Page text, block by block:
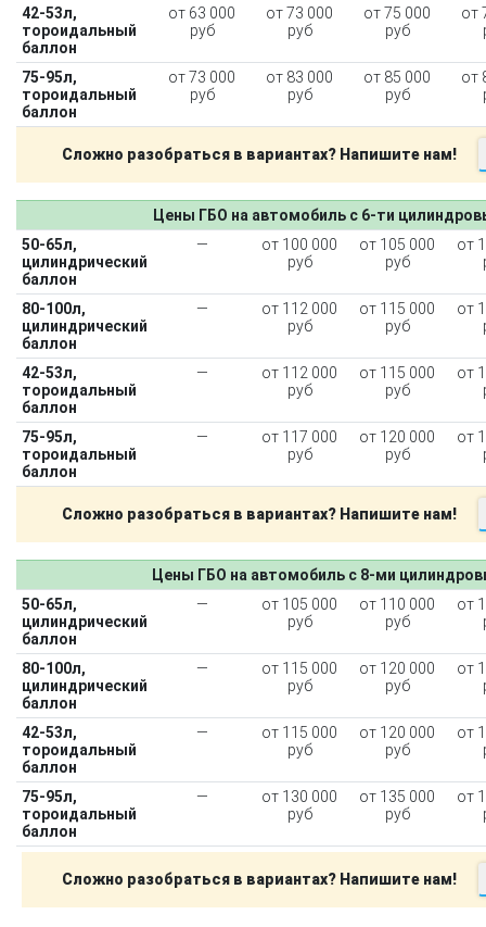
42-53л,
тороидальный
баллон
от 63 000
руб
от 73 000
руб
от 75 000
руб
от
75-95л,
тороидальный
баллон
от 73 000
руб
от 83 000
руб
от 85 000
руб
от
Сложно разобраться в вариантах? Напишите нам!
Цены ГБО на автомобиль с 6-ти
50-65л,
цилиндрический
баллон
—
от 100 000
руб
от 105 000
руб
от
80-100л,
цилиндрический
баллон
—
от 112 000
руб
от 115 000
руб
от
42-53л,
тороидальный
баллон
—
от 112 000
руб
от 115 000
руб
от
75-95л,
тороидальный
баллон
—
от 117 000
руб
от 120 000
руб
от
Сложно разобраться в вариантах? Напишите нам!
Цены ГБО на автомобиль с 8-ми
50-65л,
цилиндрический
баллон
—
от 105 000
руб
от 110 000
руб
от
80-100л,
цилиндрический
баллон
—
от 115 000
руб
от 120 000
руб
от
42-53л,
тороидальный
баллон
—
от 115 000
руб
от 120 000
руб
от
75-95л,
тороидальный
баллон
—
от 130 000
руб
от 135 000
руб
от
Сложно разобраться в вариантах? Напишите нам!